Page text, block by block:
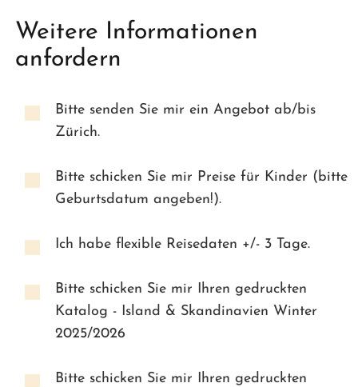
Weitere Informationen
anfordern
Bitte senden Sie mir ein Angebot ab/bis
Zürich.
Bitte schicken Sie mir Preise für Kinder (bitte
Geburtsdatum angeben!).
Ich habe flexible Reisedaten +/- 3 Tage.
Bitte schicken Sie mir Ihren gedruckten
Katalog - Island & Skandinavien Winter
2025/2026
Bitte schicken Sie mir Ihren gedruckten